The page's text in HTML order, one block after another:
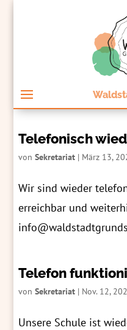
Telefonisch
vonSekretariat | März 13,
Wir sind wieder
erreichbar und
Telefon
vonSekretariat | Nov. 12,
Unsere Schule ist